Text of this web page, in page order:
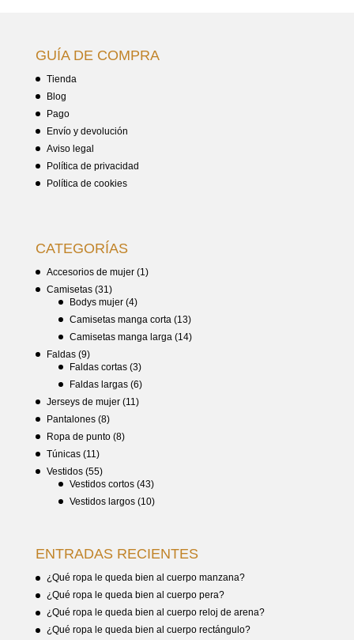
GUÍA DE COMPRA
Tienda
Blog
Pago
Envío y devolución
Aviso legal
Política de privacidad
Política de cookies
CATEGORÍAS
Accesorios de mujer (1)
Camisetas (31)
Bodys mujer (4)
Camisetas manga corta (13)
Camisetas manga larga (14)
Faldas (9)
Faldas cortas (3)
Faldas largas (6)
Jerseys de mujer (11)
Pantalones (8)
Ropa de punto (8)
Túnicas (11)
Vestidos (55)
Vestidos cortos (43)
Vestidos largos (10)
ENTRADAS RECIENTES
¿Qué ropa le queda bien al cuerpo manzana?
¿Qué ropa le queda bien al cuerpo pera?
¿Qué ropa le queda bien al cuerpo reloj de arena?
¿Qué ropa le queda bien al cuerpo rectángulo?